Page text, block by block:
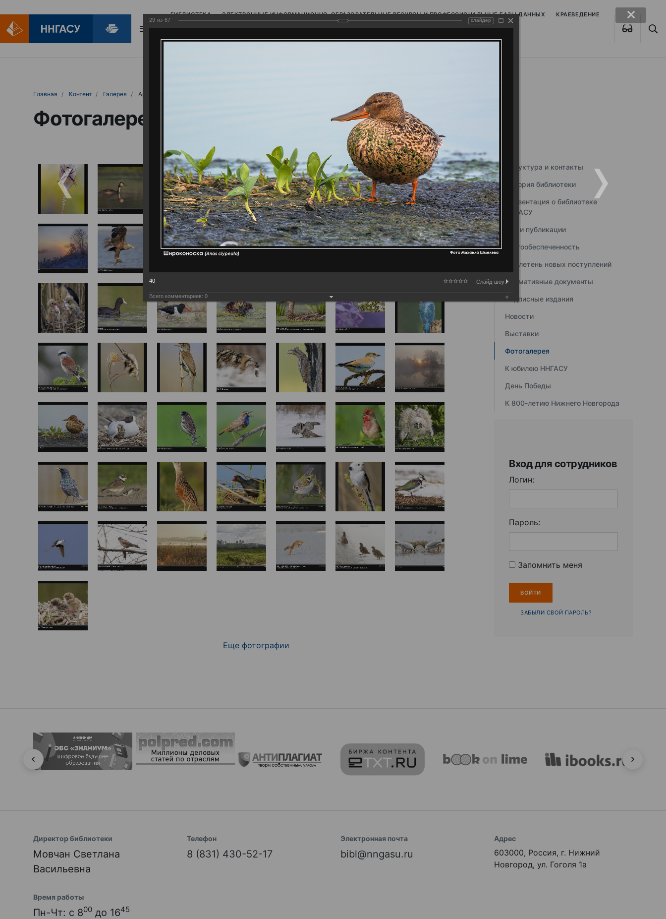
БИБЛИОТЕКА ЭЛЕКТРОННЫЕ ИНФОРМАЦИОННО-ОБРАЗОВАТЕЛЬНЫЕ РЕСУРСЫ И ПРОФЕССИОНАЛЬНЫЕ БАЗЫ ДАННЫХ КРАЕВЕДЕНИЕ
БИБЛИОПОМОЩЬ
Главная Контент Галерея Артемовские луга – жемчужина Нижегородского Поволжья
Фотогалерея
Еще фотографии
Структура и контакты
История библиотеки
Презентация о библиотеке
ННГАСУ
Наши публикации
Книгообеспеченность
Бюллетень новых поступлений
Нормативные документы
Подписные издания
Новости
Выставки
Фотогалерея
К юбилею ННГАСУ
День Победы
К 800-летию Нижнего Новгорода
Вход для сотрудников
Логин:
Пароль:
Запомнить меня
ЗАБЫЛИ СВОЙ ПАРОЛЬ?
Директор библиотеки
Мовчан Светлана
Васильевна
Телефон
8 (831) 430-52-17
Электронная почта
bibl@nngasu.ru
Адрес
603000, Россия, г. Нижний
Новгород, ул. Гоголя 1а
Время работы
Пн-Чт: с 800 до 1645
29 из 67 слайдер
40 Слайд-шоу:
Всего комментариев: 0